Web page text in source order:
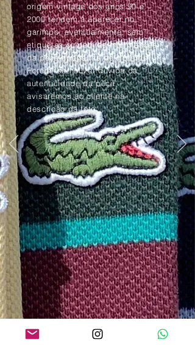
origem vintage dos anos 90 e
2000 tendem à aparecer no
garimpo, eventualmente, sem
etiquetas ou com as informações
da peça apagadas pelo tempo.
Porém, se houver dúvida da
autenticidade da peça,
avisaremos ao cliente na
descrição da foto.